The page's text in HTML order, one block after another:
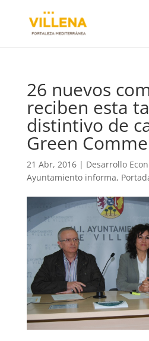
26 nuevos
reciben esta
distintivo de
Green
21 Abr, 2016| Desarrollo
Ayuntamiento informa,